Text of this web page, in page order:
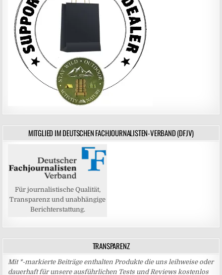
MITGLIED IM DEUTSCHEN FACHJOURNALISTEN-VERBAND (DFJV)
Für journalistische Qualität,
Transparenz und unabhängige
Berichterstattung.
TRANSPARENZ
Mit *-markierte Beiträge enthalten Produkte die uns leihweise oder
dauerhaft für unsere ausführlichen Tests und Reviews kostenlos